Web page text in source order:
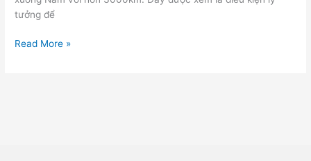
tưởng để
Read More »